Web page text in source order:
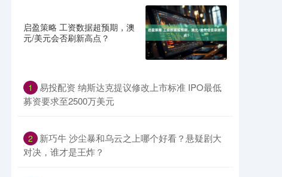
启盈策略 工资数据超预期，澳
元/美元会否刷新高点？
1
易投配资 纳斯达克提议修改上市标准 IPO最低
募资要求至2500万美元
2
新巧牛 沙尘暴和乌云之上哪个好看？悬疑剧大
对决，谁才是王炸？